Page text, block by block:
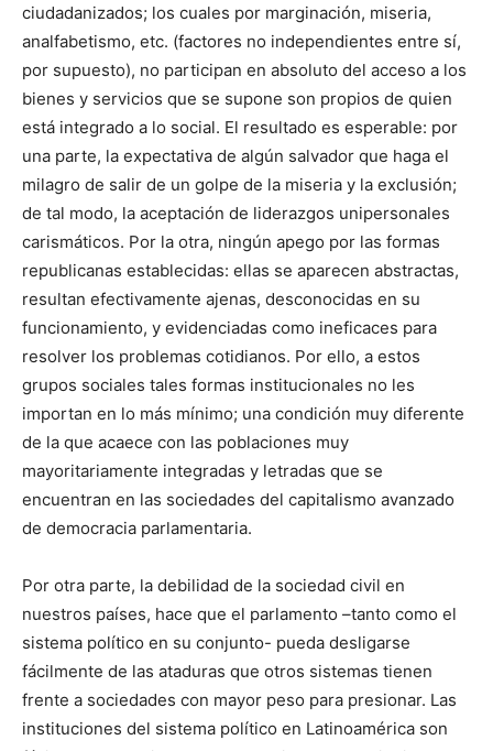
ciudadanizados; los cuales por marginación, miseria,
analfabetismo, etc. (factores no independientes entre sí,
por supuesto), no participan en absoluto del acceso a los
bienes y servicios que se supone son propios de quien
está integrado a lo social. El resultado es esperable: por
una parte, la expectativa de algún salvador que haga el
milagro de salir de un golpe de la miseria y la exclusión;
de tal modo, la aceptación de liderazgos unipersonales
carismáticos. Por la otra, ningún apego por las formas
republicanas establecidas: ellas se aparecen abstractas,
resultan efectivamente ajenas, desconocidas en su
funcionamiento, y evidenciadas como ineficaces para
resolver los problemas cotidianos. Por ello, a estos
grupos sociales tales formas institucionales no les
importan en lo más mínimo; una condición muy diferente
de la que acaece con las poblaciones muy
mayoritariamente integradas y letradas que se
encuentran en las sociedades del capitalismo avanzado
de democracia parlamentaria.
Por otra parte, la debilidad de la sociedad civil en
nuestros países, hace que el parlamento –tanto como el
sistema político en su conjunto- pueda desligarse
fácilmente de las ataduras que otros sistemas tienen
frente a sociedades con mayor peso para presionar. Las
instituciones del sistema político en Latinoamérica son